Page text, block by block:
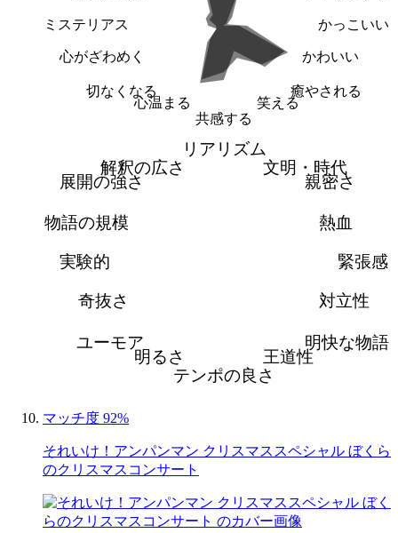
かっこいい
かわいい
癒やされる
笑える
共感する
心温まる
切なくなる
心がざわめく
ミステリアス
リアリズム
文明・時代
親密さ
熱血
緊張感
対立性
明快な物語
王道性
テンポの良さ
明るさ
ユーモア
奇抜さ
実験的
物語の規模
展開の強さ
解釈の広さ
マッチ度 92%
それいけ！アンパンマン クリスマススペシャル ぼくら
のクリスマスコンサート